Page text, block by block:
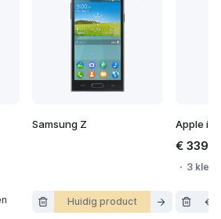
Samsung Z Apple
€
3
Huidig product